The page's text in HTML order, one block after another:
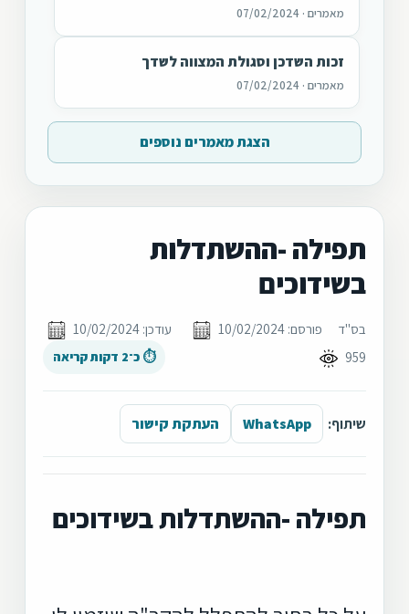
מאמרים · 07/02/2024
זכות השדכן וסגולת המצווה לשדך
מאמרים · 07/02/2024
הצגת מאמרים נוספים
תפילה -ההשתדלות
בשידוכים
בס"ד פורסם: 10/02/2024
עודכן: 10/02/2024
959
⏱ כ־2 דקות קריאה
שיתוף: WhatsApp העתקת קישור
תפילה -ההשתדלות בשידוכים